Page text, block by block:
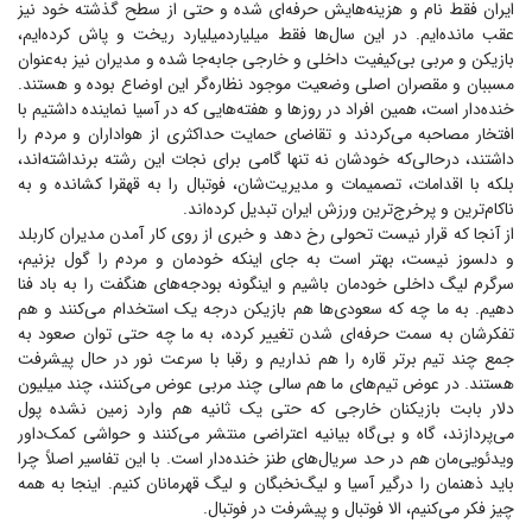
ایران فقط نام و هزینه‌هایش حرفه‌ای شده و حتی از سطح گذشته خود نیز
عقب مانده‌ایم. در این سال‌ها فقط میلیارد‌میلیارد ریخت و پاش کرده‌ایم،
بازیکن و مربی بی‌کیفیت داخلی و خارجی جابه‌جا شده و مدیران نیز به‌عنوان
مسببان و مقصران اصلی وضعیت موجود نظاره‌گر این اوضاع بوده و هستند.
خنده‌دار است، همین افراد در روز‌ها و هفته‌هایی که در آسیا نماینده داشتیم با
افتخار مصاحبه می‌کردند و تقاضای حمایت حداکثری از هواداران و مردم را
داشتند، درحالی‌که خودشان نه تنها گامی برای نجات این رشته برنداشته‌اند،
بلکه با اقدامات، تصمیمات و مدیریت‌شان، فوتبال را به قهقرا کشانده و به
ناکام‌ترین و پرخرج‌ترین ورزش ایران تبدیل کرده‌اند.
از آنجا که قرار نیست تحولی رخ دهد و خبری از روی کار آمدن مدیران کاربلد
و دلسوز نیست، بهتر است به جای اینکه خودمان و مردم را گول بزنیم،
سرگرم لیگ داخلی خودمان باشیم و اینگونه بودجه‌های هنگفت را به باد فنا
دهیم. به ما چه که سعودی‌ها هم بازیکن درجه یک استخدام می‌کنند و هم
تفکرشان به سمت حرفه‌ای شدن تغییر کرده، به ما چه حتی توان صعود به
جمع چند تیم برتر قاره را هم نداریم و رقبا با سرعت نور در حال پیشرفت
هستند. در عوض تیم‌های ما هم سالی چند مربی عوض می‌کنند، چند میلیون
دلار بابت بازیکنان خارجی که حتی یک ثانیه هم وارد زمین نشده پول
می‌پردازند، گاه و بی‌گاه بیانیه اعتراضی منتشر می‌کنند و حواشی کمک‌داور
ویدئویی‌مان هم در حد سریال‌های طنز خنده‌دار است. با این تفاسیر اصلاً چرا
باید ذهنمان را درگیر آسیا و لیگ‌نخبگان و لیگ قهرمانان کنیم. اینجا به همه
چیز فکر می‌کنیم، الا فوتبال و پیشرفت در فوتبال.